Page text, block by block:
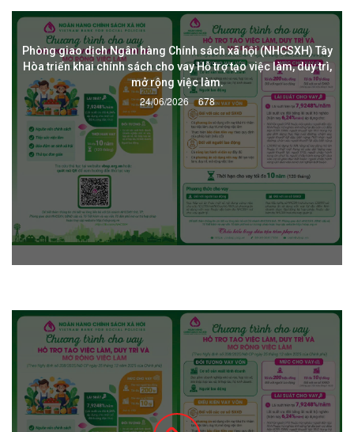
Mỹ
Phòng giao dịch Ngân hàng Chính sách xã hội (NHCSXH) Tây
Hòa triển khai chính sách cho vay Hỗ trợ tạo việc làm, duy trì,
mở rộng việc làm.
24/06/2026 678